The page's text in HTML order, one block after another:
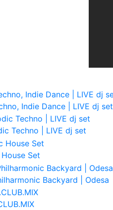
Indie Dance | LIVE dj set
Techno | LIVE dj set
Set
Backyard | Odesa